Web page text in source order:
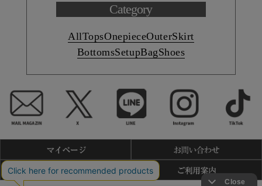
Category
AllTopsOnepieceOuterSkirt
BottomsSetupBagShoes